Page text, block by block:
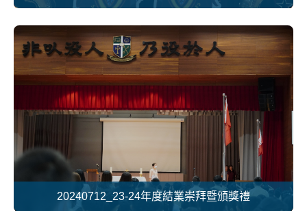
20240712_23-24年度結業崇拜暨頒獎禮